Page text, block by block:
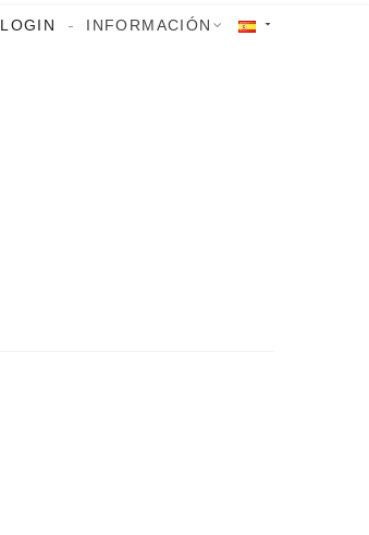
LOGIN INFORMACIÓN 